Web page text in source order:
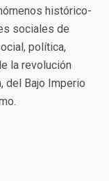
histórico-
sociales de
política,
la revolución
del Bajo Imperio